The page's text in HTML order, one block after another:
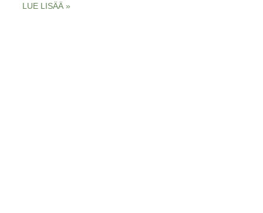
LUE LISÄÄ »